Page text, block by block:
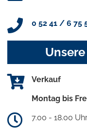
0 52 41 / 6 75
Verkauf
Montag bis
7.00 - 18.00